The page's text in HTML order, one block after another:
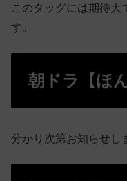
このタッグには期待大
す。
朝ドラ【ほ
分かり次第お知らせし